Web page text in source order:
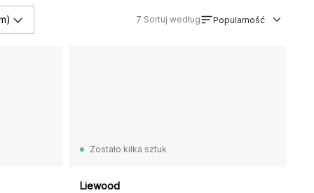
7 Sortuj według Popularność
Zostało kilka sztuk
Liewood